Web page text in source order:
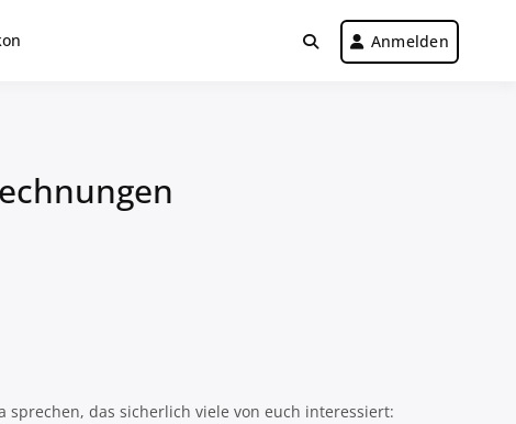
Anmelden
das sicherlich viele von euch interessiert: